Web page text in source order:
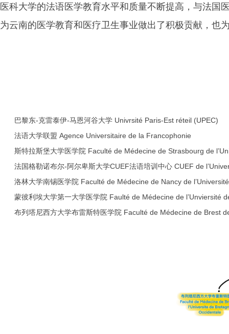
医科大学的法语医学教育水平和质量不断提高，与法国
为云南的医学教育和医疗卫生事业做出了积极贡献，也
巴黎东-克雷泰伊-马恩河谷大学 Univrsité Paris-Est réteil (UPEC)
法语大学联盟 Agence Universitaire de la Francophonie
斯特拉斯堡大学医学院 Faculté de Médecine de Strasbourg de
法国格勒诺布尔-阿尔卑斯大学CUEF法语培训中心 CUEF de
洛林大学南锡医学院 Faculté de Médecine de Nancy de
蒙彼利埃大学第一大学医学院 Faulté de Médecine de l’Unviersité
布列塔尼西方大学布雷斯特医学院 Faculté de Médecine de Brest